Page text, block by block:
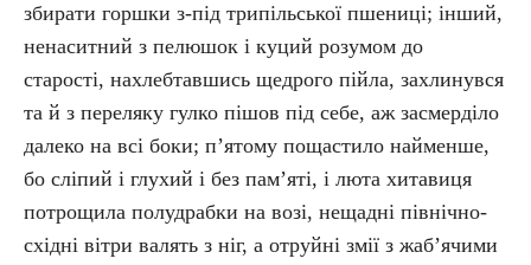
збирати горшки з-під трипільської пшениці; інший,
ненаситний з пелюшок і куций розумом до
старості, нахлебтавшись щедрого пійла, захлинувся
та й з переляку гулко пішов під себе, аж засмерділо
далеко на всі боки; п’ятому пощастило найменше,
бо сліпий і глухий і без пам’яті, і люта хитавиця
потрощила полудрабки на возі, нещадні північно-
східні вітри валять з ніг, а отруйні змії з жаб’ячими